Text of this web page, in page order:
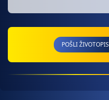
POŠLI ŽIVOTOPIS